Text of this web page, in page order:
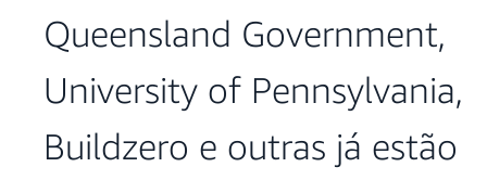
Queensland Government,
University of Pennsylvania,
Buildzero e outras já estão